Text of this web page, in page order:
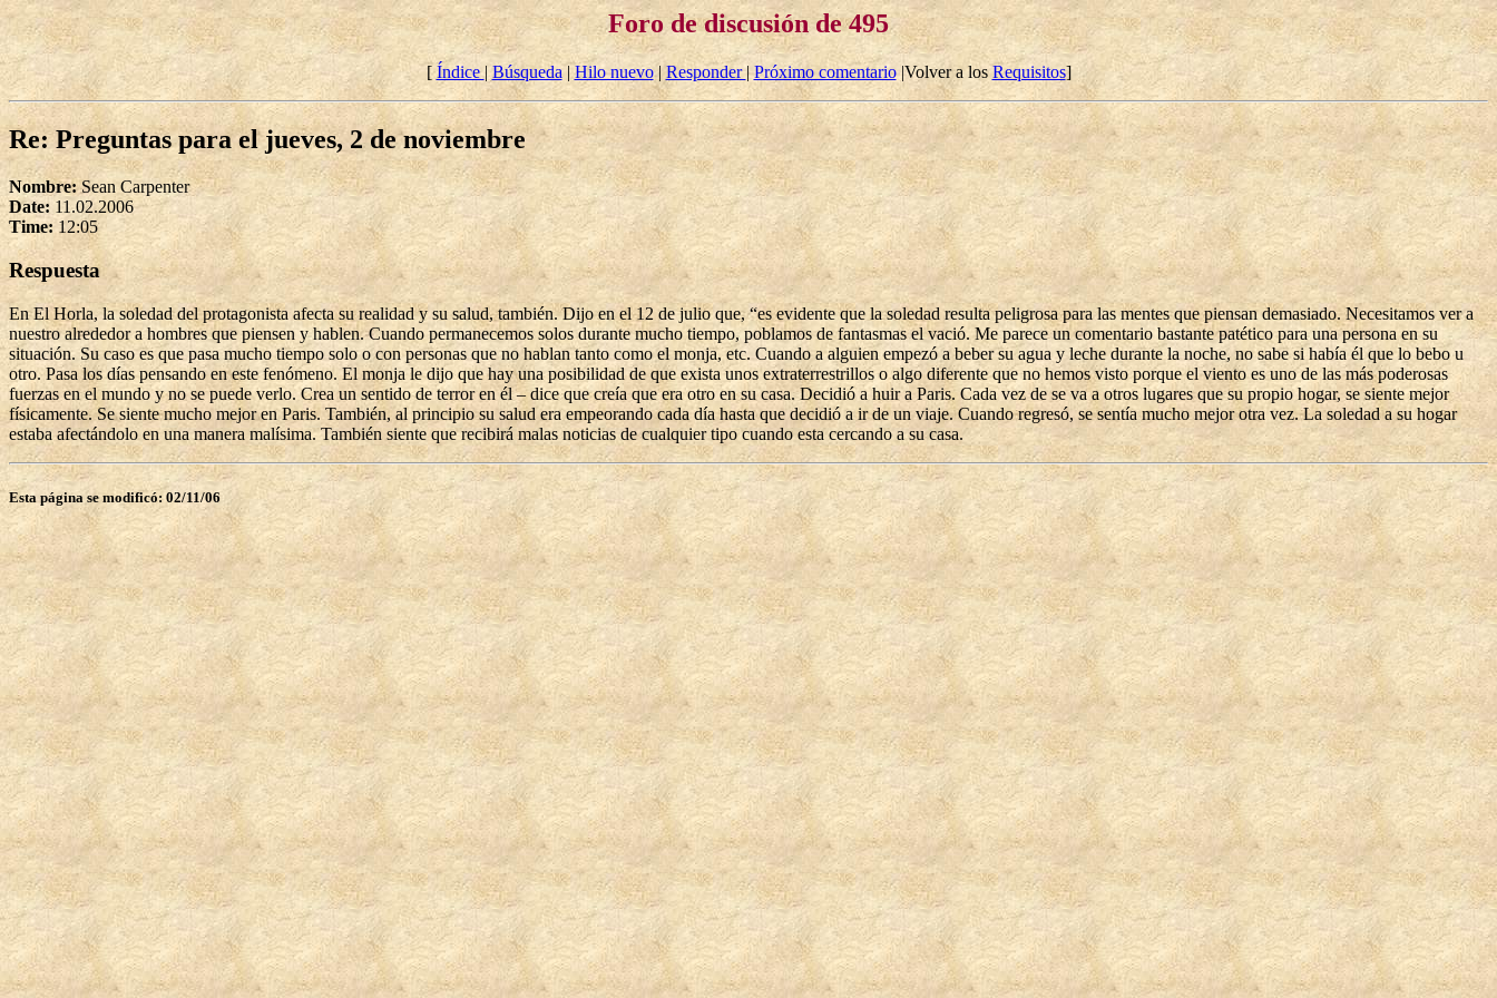
Foro de discusión de 495
[Índice| Búsqueda|Hilo nuevo| Responder|Próximo comentario|Volver a losRequisitos]
Re: Preguntas para el jueves, 2 de noviembre
Nombre:Sean Carpenter
Date: 11.02.2006
Time: 12:05
Respuesta
En El Horla, la soledad del protagonista afecta su realidad y su salud, también. Dijo en el 12 de julio que, “es evidente que la soledad resulta peligrosa para las mentes que piensan demasiado. Necesitamos ver a
nuestro alrededor a hombres que piensen y hablen. Cuando permanecemos solos durante mucho tiempo, poblamos de fantasmas el vació. Me parece un comentario bastante patético para una persona en su
situación. Su caso es que pasa mucho tiempo solo o con personas que no hablan tanto como el monja, etc. Cuando a alguien empezó a beber su agua y leche durante la noche, no sabe si había él que lo bebo u
otro. Pasa los días pensando en este fenómeno. El monja le dijo que hay una posibilidad de que exista unos extraterrestrillos o algo diferente que no hemos visto porque el viento es uno de las más poderosas
fuerzas en el mundo y no se puede verlo. Crea un sentido de terror en él – dice que creía que era otro en su casa. Decidió a huir a Paris. Cada vez de se va a otros lugares que su propio hogar, se siente mejor
físicamente. Se siente mucho mejor en Paris. También, al principio su salud era empeorando cada día hasta que decidió a ir de un viaje. Cuando regresó, se sentía mucho mejor otra vez. La soledad a su hogar
estaba afectándolo en una manera malísima. También siente que recibirá malas noticias de cualquier tipo cuando esta cercando a su casa.
Esta página se modificó: 02/11/06